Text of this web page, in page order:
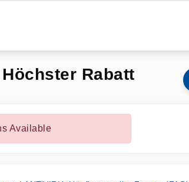
Rabatt
Available